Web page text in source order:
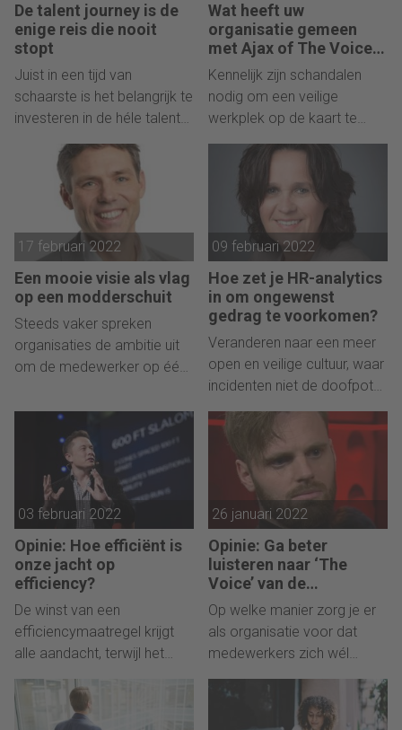
De talent journey is de
enige reis die nooit
stopt
Juist in een tijd van
schaarste is het belangrijk te
investeren in de héle talent
journey. Daarin gaat nog
veel mis, schrijft Sascha
Becker.
Wat heeft uw
organisatie gemeen
met Ajax of The Voice
of Holland?
Kennelijk zijn schandalen
nodig om een veilige
werkplek op de kaart te
zetten. Hoe staat het
daarmee in uw organisatie?
17 februari 2022
Een mooie visie als vlag
op een modderschuit
Steeds vaker spreken
organisaties de ambitie uit
om de medewerker op één
praktijk behoorlijk
tegenvallen, ziet Ruurd
09 februari 2022
Hoe zet je HR-analytics
in om ongewenst
gedrag te voorkomen?
Veranderen naar een meer
open en veilige cultuur, waar
incidenten niet de doofpot
ingaan? Begin met het
achterhalen van de
organisatiecultuur zoals die
écht is. Irma Doze legt uit
03 februari 2022
Opinie: Hoe efficiënt is
onze jacht op
efficiency?
De winst van een
efficiencymaatregel krijgt
alle aandacht, terwijl het
verlies van een
efficiencymaatregel de
grootste impact heeft. Dat
26 januari 2022
Opinie: Ga beter
luisteren naar ‘The
Voice’ van de
medewerker
Op welke manier zorg je er
als organisatie voor dat
medewerkers zich wél
kunnen en durven uit te
spreken? De afgelopen
twee weken hebben we met